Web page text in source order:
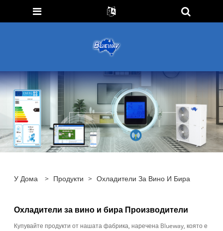
У Дома > Продукти > Охладители За Вино И Бира
Охладители за вино и бира Производители
Купувайте продукти от нашата фабрика, наречена Blueway, която е